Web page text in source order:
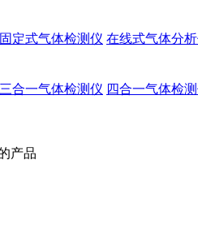
固定式气体检测仪 在线式气体分
三合一气体检测仪 四合一气体检
产品